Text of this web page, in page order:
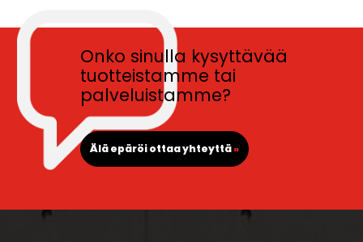
Onko sinulla kysyttävää
tuotteistamme tai
palveluistamme?
Älä epäröi ottaa yhteyttä»